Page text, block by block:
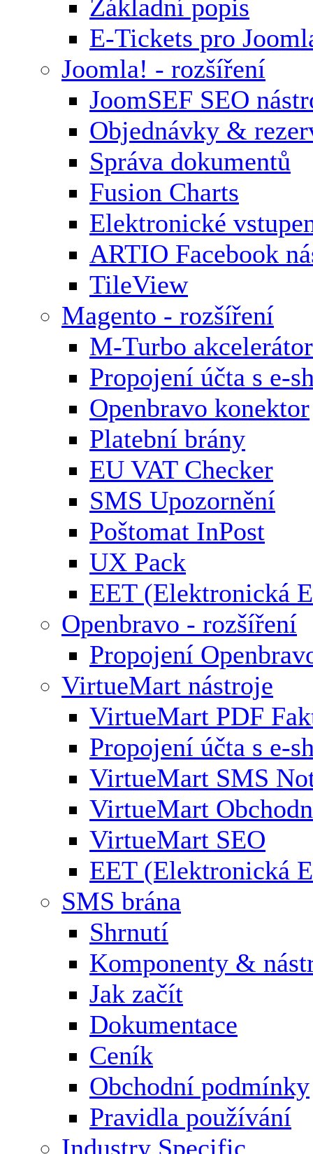
Základní popis
E-Tickets pro
Joomla! - rozšíření
JoomSEF SEO
Objednávky &
Správa dokumentů
Fusion Charts
Elektronické
ARTIO Facebook
TileView
Magento - rozšíření
M-Turbo akcelerátor
Propojení účta s e-
Openbravo konektor
Platební brány
EU VAT Checker
SMS Upozornění
Poštomat InPost
UX Pack
EET (Elektronická
Openbravo - rozšíření
Propojení
VirtueMart nástroje
VirtueMart PDF
Propojení účta s e-
VirtueMart SMS
VirtueMart
VirtueMart SEO
EET (Elektronická
SMS brána
Shrnutí
Komponenty &
Jak začít
Dokumentace
Ceník
Obchodní podmínky
Pravidla používání
Industry Specific